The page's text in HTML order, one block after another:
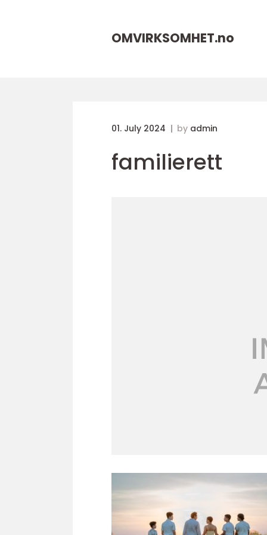
OMVIRKSOMHET.no
01. July 2024 by admin
familierett